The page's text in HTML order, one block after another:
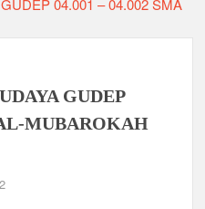
GUDEP
MUBAROKAH